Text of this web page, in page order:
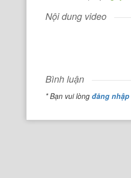
Nội dung video
Bình luận
* Bạn vui lòngđăng nhập